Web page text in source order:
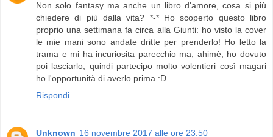
Non solo fantasy ma anche un libro d'amore, cosa si più
chiedere di più dalla vita? *-* Ho scoperto questo libro
proprio una settimana fa circa alla Giunti: ho visto la cover
le mie mani sono andate dritte per prenderlo! Ho letto la
trama e mi ha incuriosita parecchio ma, ahimè, ho dovuto
poi lasciarlo; quindi partecipo molto volentieri così magari
ho l'opportunità di averlo prima :D
Rispondi
Unknown 16 novembre 2017 alle ore 23:50